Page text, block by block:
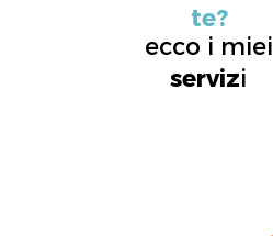
te?
ecco i miei
servizi